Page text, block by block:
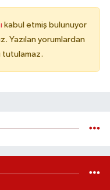
kabul etmiş bulunuyor
Yazılan yorumlardan
tutulamaz.